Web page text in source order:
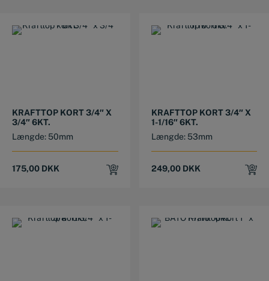
KRAFTTOP KORT 3/4″ X
3/4″ 6KT.
Længde: 50mm
175,00 DKK
KRAFTTOP KORT 3/4″ X
1-1/16″ 6KT.
Længde: 53mm
249,00 DKK